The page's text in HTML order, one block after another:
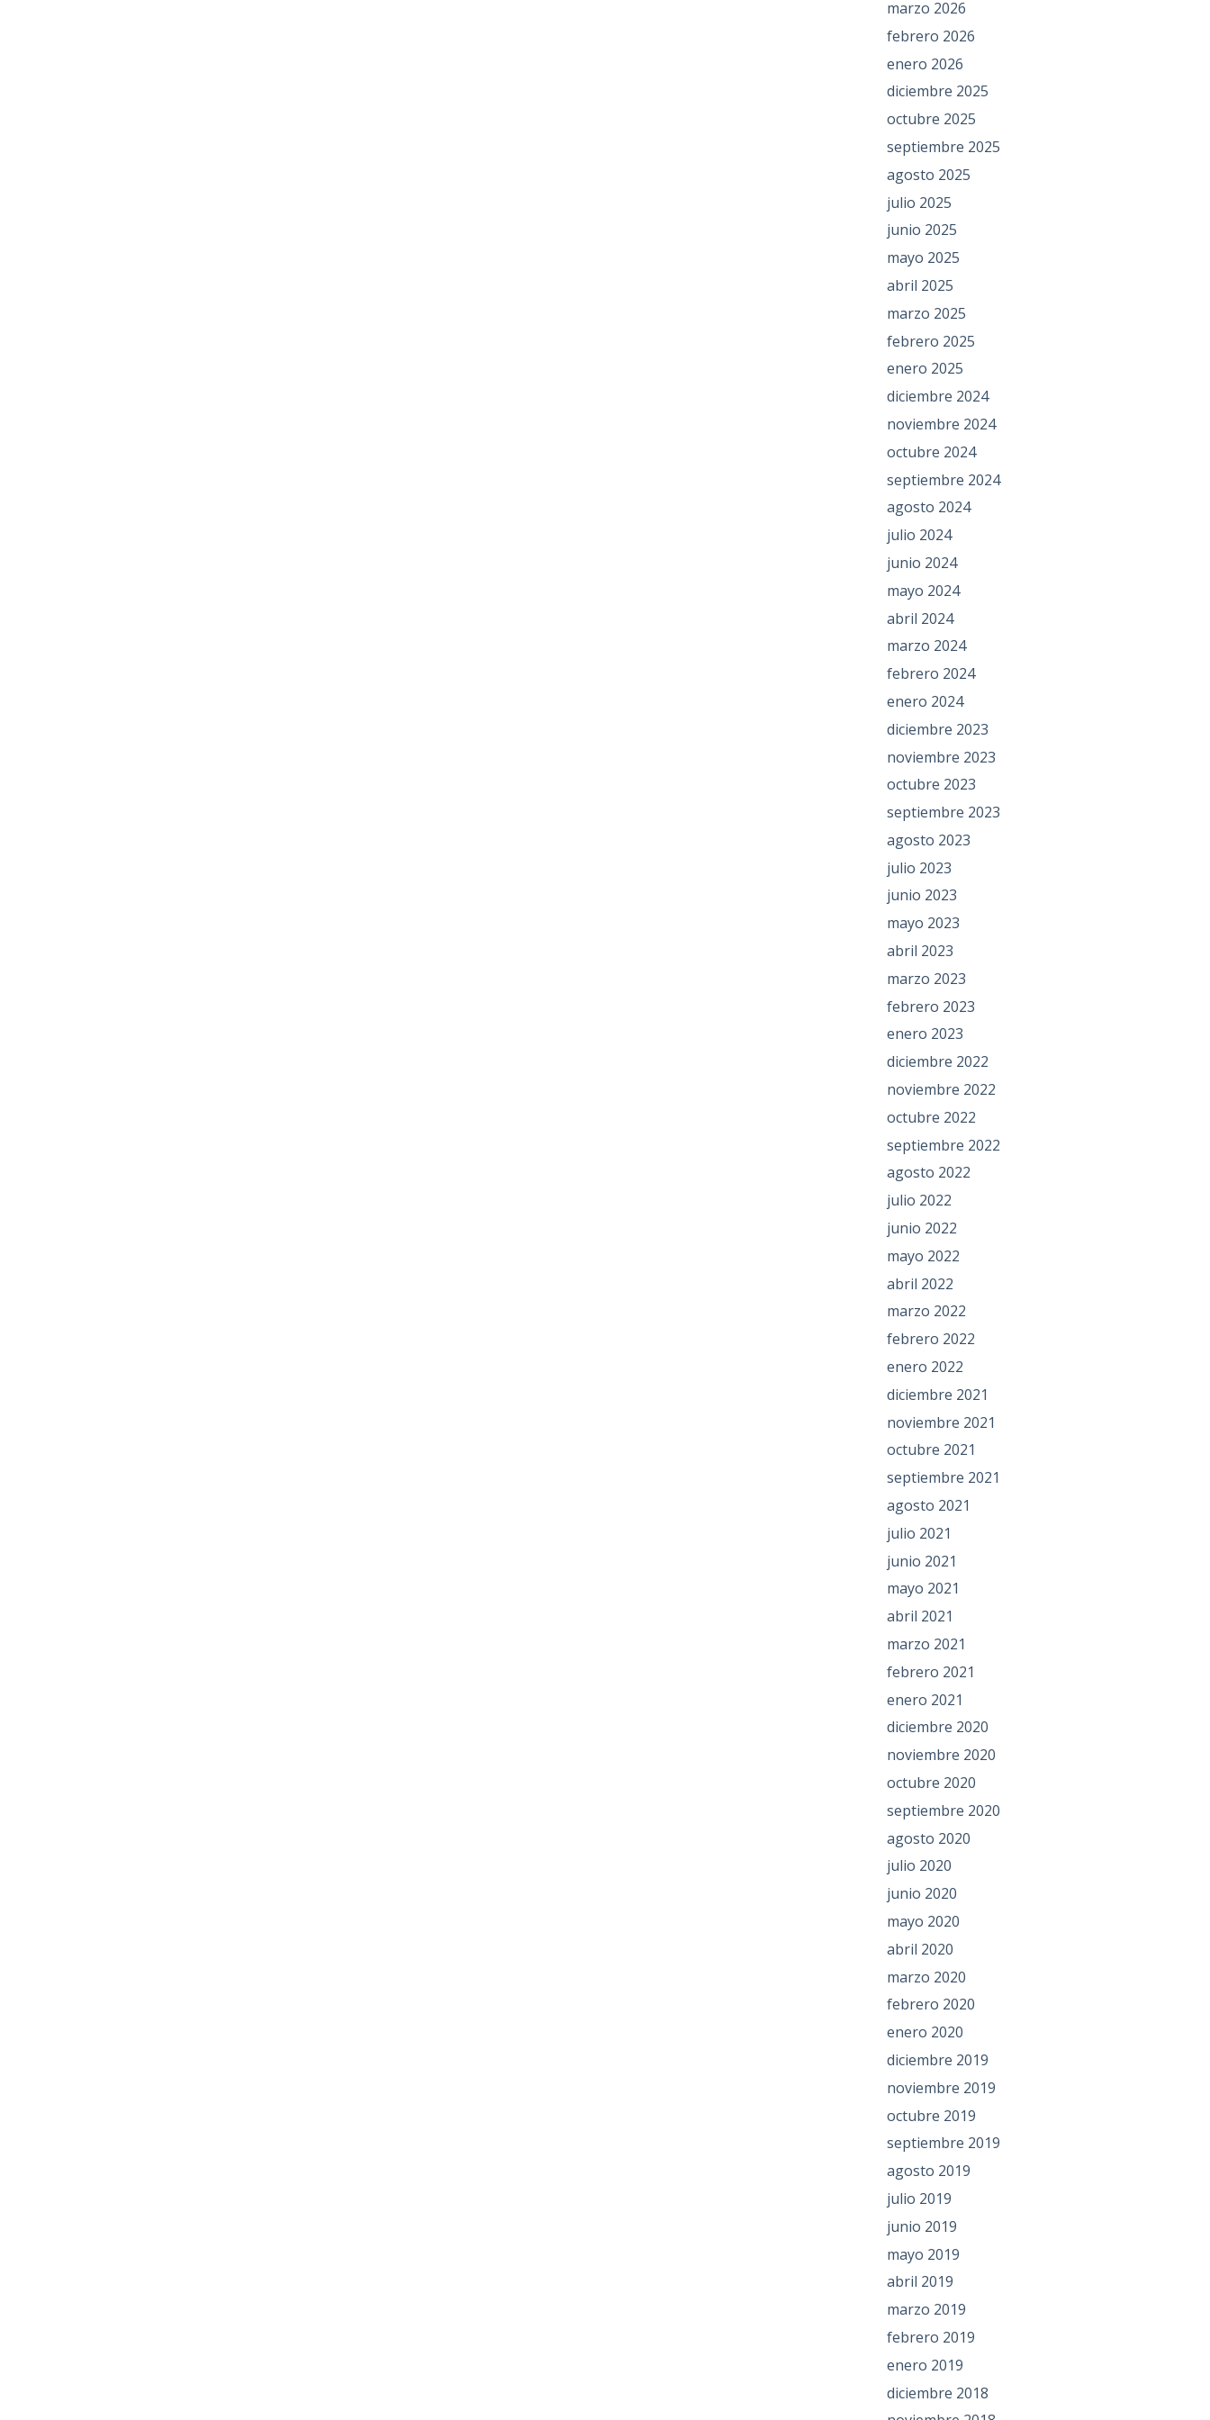
marzo 2026
febrero 2026
enero 2026
diciembre 2025
octubre 2025
septiembre 2025
agosto 2025
julio 2025
junio 2025
mayo 2025
abril 2025
marzo 2025
febrero 2025
enero 2025
diciembre 2024
noviembre 2024
octubre 2024
septiembre 2024
agosto 2024
julio 2024
junio 2024
mayo 2024
abril 2024
marzo 2024
febrero 2024
enero 2024
diciembre 2023
noviembre 2023
octubre 2023
septiembre 2023
agosto 2023
julio 2023
junio 2023
mayo 2023
abril 2023
marzo 2023
febrero 2023
enero 2023
diciembre 2022
noviembre 2022
octubre 2022
septiembre 2022
agosto 2022
julio 2022
junio 2022
mayo 2022
abril 2022
marzo 2022
febrero 2022
enero 2022
diciembre 2021
noviembre 2021
octubre 2021
septiembre 2021
agosto 2021
julio 2021
junio 2021
mayo 2021
abril 2021
marzo 2021
febrero 2021
enero 2021
diciembre 2020
noviembre 2020
octubre 2020
septiembre 2020
agosto 2020
julio 2020
junio 2020
mayo 2020
abril 2020
marzo 2020
febrero 2020
enero 2020
diciembre 2019
noviembre 2019
octubre 2019
septiembre 2019
agosto 2019
julio 2019
junio 2019
mayo 2019
abril 2019
marzo 2019
febrero 2019
enero 2019
diciembre 2018